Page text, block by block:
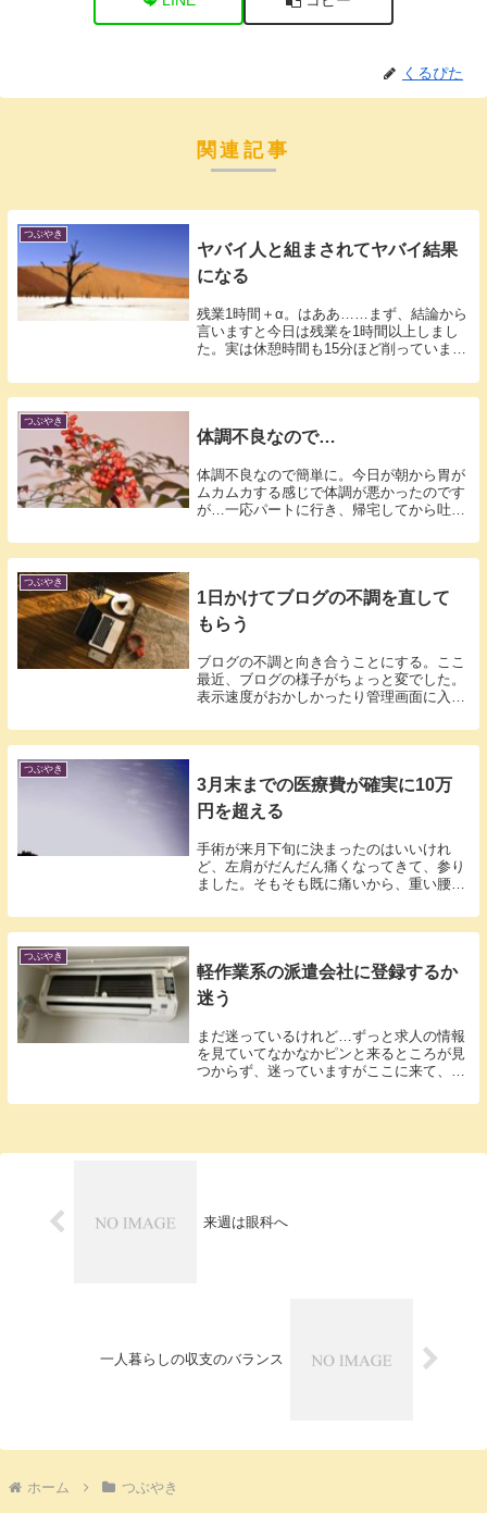
くるぴた
関連記事
つぶやき
ヤバイ人と組まされてヤバイ結果
になる
残業1時間＋α。はああ……まず、結論から
言いますと今日は残業を1時間以上しまし
た。実は休憩時間も15分ほど削っていま
つぶやき
体調不良なので…
体調不良なので簡単に。今日が朝から胃が
ムカムカする感じで体調が悪かったのです
が…一応パートに行き、帰宅してから吐き
つぶやき
1日かけてブログの不調を直して
もらう
ブログの不調と向き合うことにする。ここ
最近、ブログの様子がちょっと変でした。
表示速度がおかしかったり管理画面に入れ
つぶやき
3月末までの医療費が確実に10万
円を超える
手術が来月下旬に決まったのはいいけれ
ど、左肩がだんだん痛くなってきて、参り
ました。そもそも既に痛いから、重い腰を
つぶやき
軽作業系の派遣会社に登録するか
迷う
まだ迷っているけれど…ずっと求人の情報
を見ていてなかなかピンと来るところが見
つからず、迷っていますがここに来て、軽
来週は眼科へ
一人暮らしの収支のバランス
ホーム つぶやき